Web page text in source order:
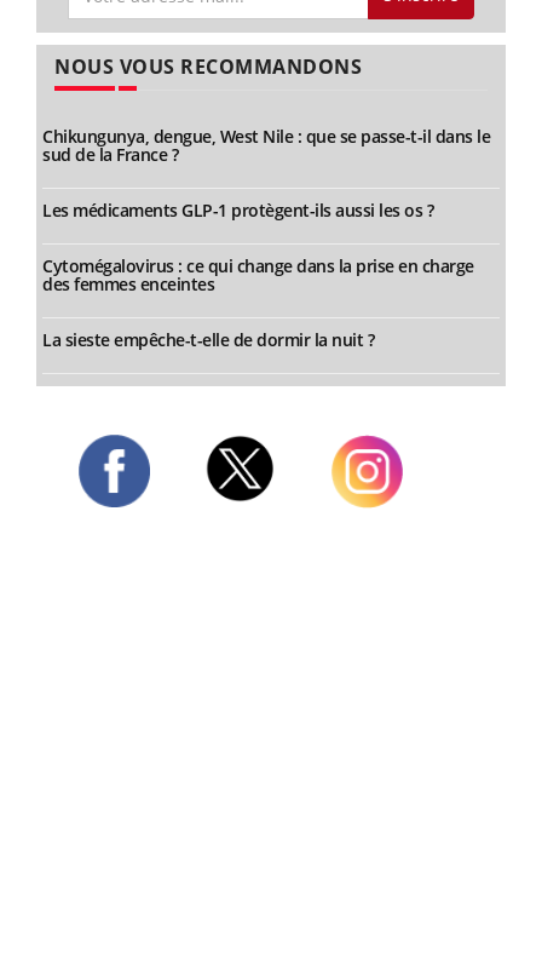
NOUS VOUS RECOMMANDONS
Chikungunya, dengue, West Nile : que se passe-t-il dans le
sud de la France ?
Les médicaments GLP-1 protègent-ils aussi les os ?
Cytomégalovirus : ce qui change dans la prise en charge
des femmes enceintes
La sieste empêche-t-elle de dormir la nuit ?